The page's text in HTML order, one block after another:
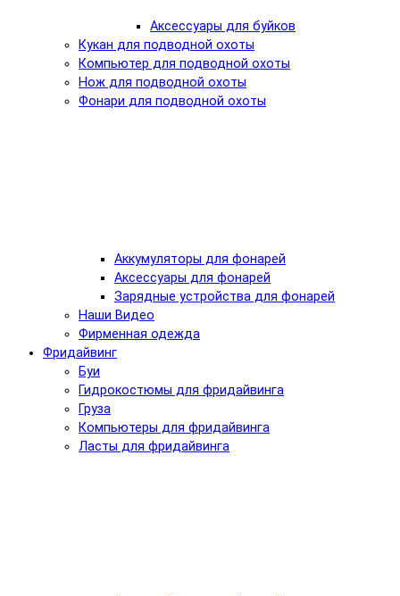
Аксессуары для буйков
Кукан для подводной охоты
Компьютер для подводной охоты
Нож для подводной охоты
Фонари для подводной охоты
Аккумуляторы для фонарей
Аксессуары для фонарей
Зарядные устройства для фонарей
Наши Видео
Фирменная одежда
Фридайвинг
Буи
Гидрокостюмы для фридайвинга
Груза
Компьютеры для фридайвинга
Ласты для фридайвинга